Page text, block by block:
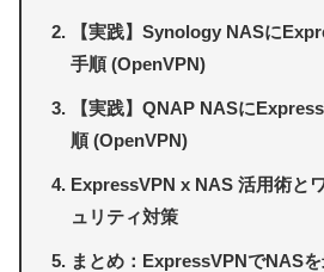
【実践】Synology NASに
手順 (OpenVPN)
【実践】QNAP NASに
順 (OpenVPN)
ExpressVPN x NAS 活用術と
ュリティ対策
まとめ：ExpressVPNでNAS